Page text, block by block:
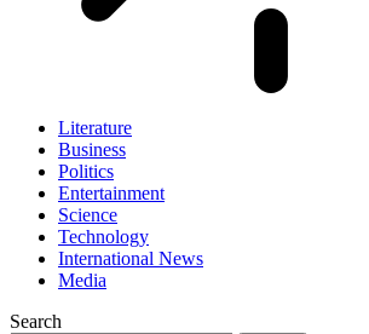
Literature
Business
Politics
Entertainment
Science
Technology
International News
Media
Search